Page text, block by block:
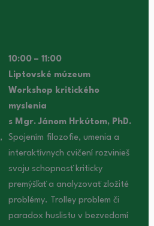
,
10:00 – 11:00
Liptovské múzeum
Workshop kritického
myslenia
s Mgr. Jánom Hrkútom, PhD.
Spojením filozofie, umenia a
interaktívnych cvičení rozvinieš
svoju schopnosť kriticky
premýšľať a analyzovať zložité
problémy. Trolley problem či
paradox huslistu v bezvedomí